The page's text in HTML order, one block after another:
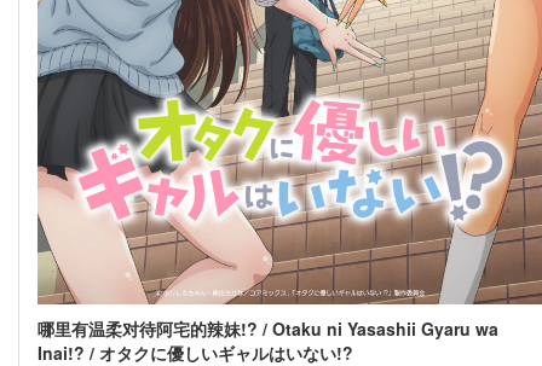
哪里有温柔对待阿宅的辣妹!? / Otaku ni Yasashii Gyaru wa
Inai!? / オタクに優しいギャルはいない!?